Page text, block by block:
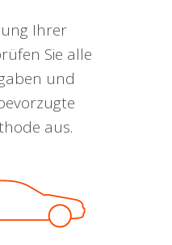
Ihrer
Sie alle
und
aus.